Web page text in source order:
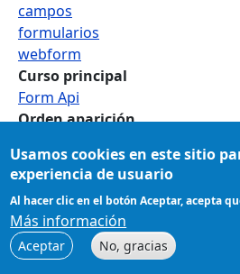
campos
formularios
webform
Curso principal
Form Api
Orden aparición
Funciona con
Desarrollado por:
Usamos cookies en este sitio
experiencia de usuario
Al hacer clic en el botón Aceptar, acepta
Más información
Aceptar No, gracias